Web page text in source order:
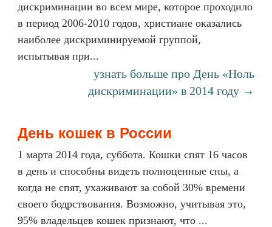
дискриминации во всем мире, которое проходило
в период 2006-2010 годов, христиане оказались
наиболее дискриминируемой группой,
испытывая при...
узнать больше про День «Ноль
дискриминации» в 2014 году →
День кошек в России
1 марта 2014 года, суббота. Кошки спят 16 часов
в день и способны видеть полноценные сны, а
когда не спят, ухаживают за собой 30% времени
своего бодрствования. Возможно, учитывая это,
95% владельцев кошек признают, что ...